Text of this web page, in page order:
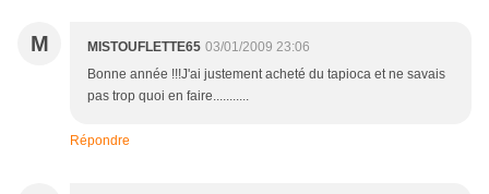
M MISTOUFLETTE65 03/01/2009 23:06
Bonne année !!!J'ai justement acheté du tapioca et ne savais
pas trop quoi en faire...........
Répondre